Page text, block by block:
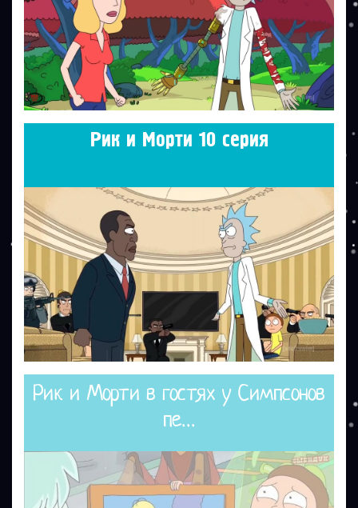
Рик и Морти 10 серия
Рик и Морти в гостях у Симпсонов
пе...